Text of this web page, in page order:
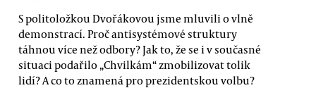
S politoložkou Dvořákovou jsme mluvili o vlně
demonstrací. Proč antisystémové struktury
táhnou více než odbory? Jak to, že se i v současné
situaci podařilo „Chvilkám“ zmobilizovat tolik
lidí? A co to znamená pro prezidentskou volbu?